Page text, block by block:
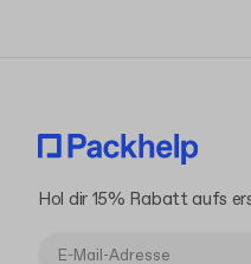
Hol dir 15% Rabatt aufs